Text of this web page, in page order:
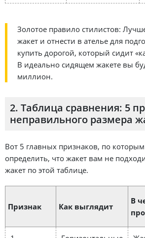
Золотое правило стилистов:
жакет и отнести в ателье для
купить дорогой, который сидит
В идеально сидящем жакете вы
миллион.
2. Таблица сравнения: 5
неправильного размера
Вот 5 главных признаков, по
определить, что жакет вам не
жакет по этой таблице.
Признак Как выглядит
В